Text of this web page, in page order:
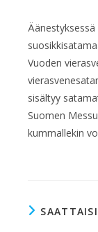
Vuoden
sisältyy
Suomen
kummallekin